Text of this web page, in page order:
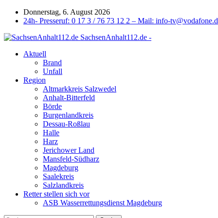
Donnerstag, 6. August 2026
24h- Presseruf: 0 17 3 / 76 73 12 2 – Mail: info-
SachsenAnhalt112.de -
Aktuell
Brand
Unfall
Region
Altmarkkreis Salzwedel
Anhalt-Bitterfeld
Börde
Burgenlandkreis
Dessau-Roßlau
Halle
Harz
Jerichower Land
Mansfeld-Südharz
Magdeburg
Saalekreis
Salzlandkreis
Retter stellen sich vor
ASB Wasserrettungsdienst Magdeburg